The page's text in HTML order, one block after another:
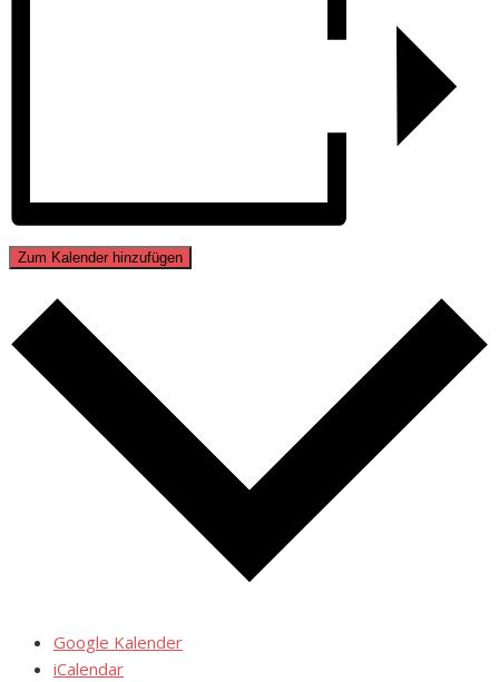
Zum Kalender hinzufügen
Google Kalender
iCalendar